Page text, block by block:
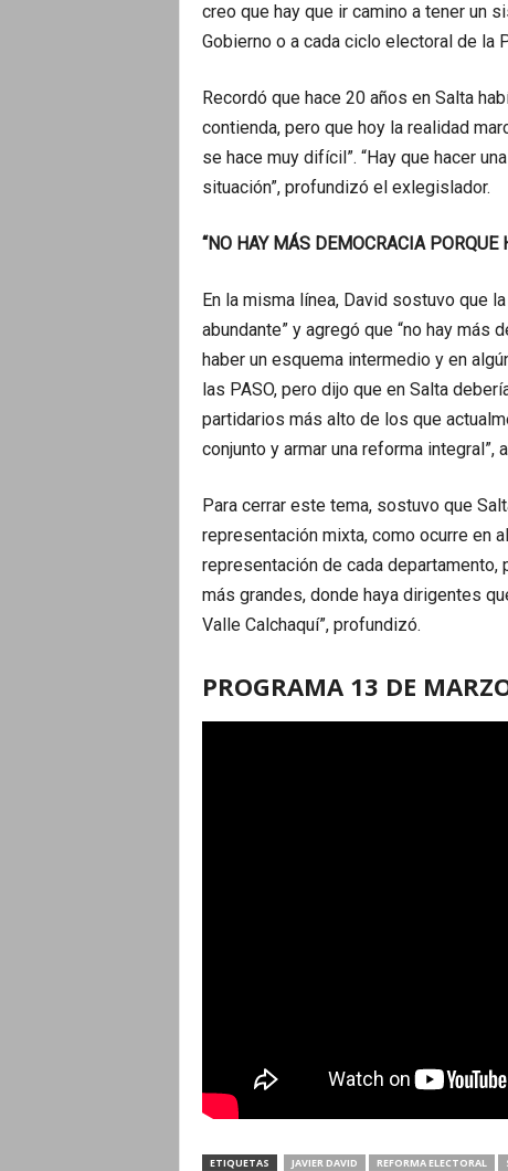
creo que hay que ir camino a tener un
Gobierno o a cada ciclo electoral de la
Recordó que hace 20 años en Salta
contienda, pero que hoy la realidad
se hace muy difícil”. “Hay que hacer
situación”, profundizó el exlegislador.
“NO HAY MÁS DEMOCRACIA PORQUE
En la misma línea, David sostuvo que
abundante” y agregó que “no hay más
haber un esquema intermedio y en
las PASO, pero dijo que en Salta
partidarios más alto de los que
conjunto y armar una reforma integral”,
Para cerrar este tema, sostuvo que
representación mixta, como ocurre en
representación de cada
más grandes, donde haya dirigentes
Valle Calchaquí”, profundizó.
PROGRAMA 13 DE
ETIQUETAS JAVIER DAVID REFORMA ELECTORAL